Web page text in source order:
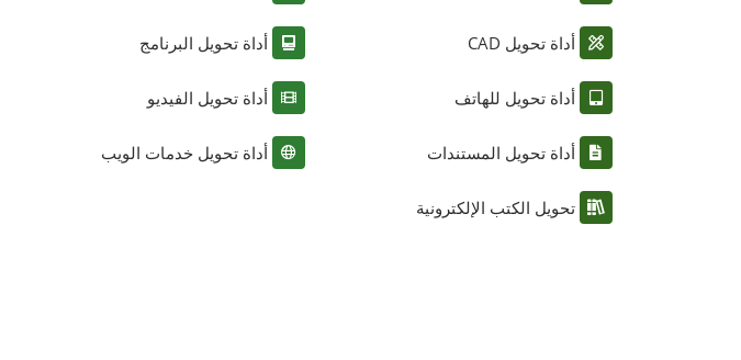
أداة تحويل CAD
أداة تحويل للهاتف
أداة تحويل المستندات
تحويل الكتب الإلكترونية
أداة تحويل البرنامج
أداة تحويل الفيديو
أداة تحويل خدمات الويب